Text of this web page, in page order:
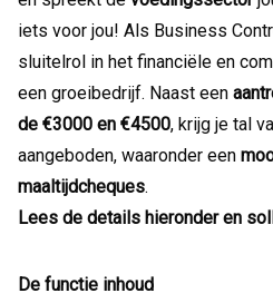
iets voor jou! Als Business
sluitelrol in het financiële en
een groeibedrijf. Naast een
de €3000 en €4500, krijg je tal
aangeboden, waaronder een
maaltijdcheques.
Lees de details hieronder en
De functie inhoud